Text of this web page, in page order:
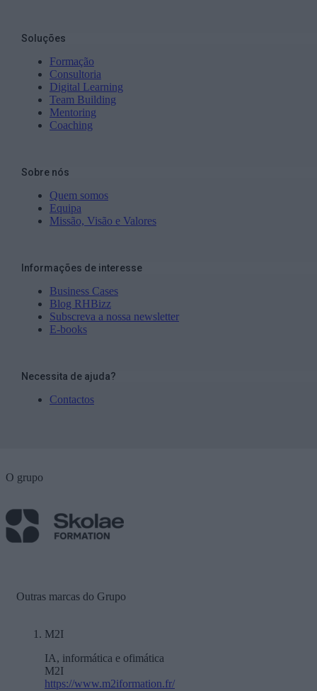
Soluções
Formação
Consultoria
Digital Learning
Team Building
Mentoring
Coaching
Sobre nós
Quem somos
Equipa
Missão, Visão e Valores
Informações de interesse
Business Cases
Blog RHBizz
Subscreva a nossa newsletter
E-books
Necessita de ajuda?
Contactos
O grupo
Outras marcas do Grupo
M2I
IA, informática e ofimática
M2I
https://www.m2iformation.fr/